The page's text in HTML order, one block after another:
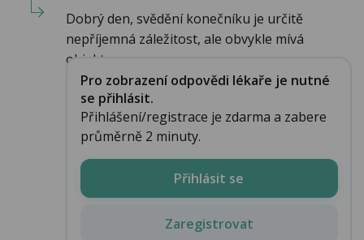
Dobrý den, svědění konečníku je určitě
nepříjemná záležitost, ale obvykle mívá
objekt...
Pro zobrazení odpovědi lékaře je nutné
se přihlásit.
Přihlášení/registrace je zdarma a zabere
průměrně 2 minuty.
Přihlásit se
Zaregistrovat